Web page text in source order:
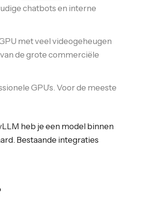
chatbots en interne
met veel videogeheugen
de grote commerciële
GPU’s. Voor de meeste
heb je een model binnen
Bestaande integraties